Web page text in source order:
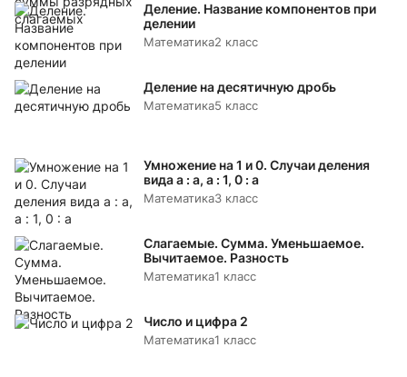
Деление. Название компонентов при
делении
Математика2 класс
Деление на десятичную дробь
Математика5 класс
Умножение на 1 и 0. Случаи деления
вида а : а, а : 1, 0 : а
Математика3 класс
Слагаемые. Сумма. Уменьшаемое.
Вычитаемое. Разность
Математика1 класс
Число и цифра 2
Математика1 класс